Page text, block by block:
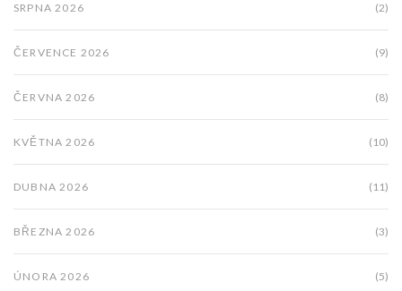
SRPNA 2026 (2)
ČERVENCE 2026 (9)
ČERVNA 2026 (8)
KVĚTNA 2026 (10)
DUBNA 2026 (11)
BŘEZNA 2026 (3)
ÚNORA 2026 (5)